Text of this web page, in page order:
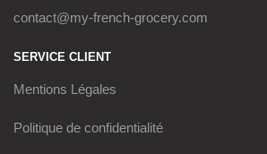
contact@my-french-grocery.com
SERVICE CLIENT
Mentions Légales
Politique de confidentialité